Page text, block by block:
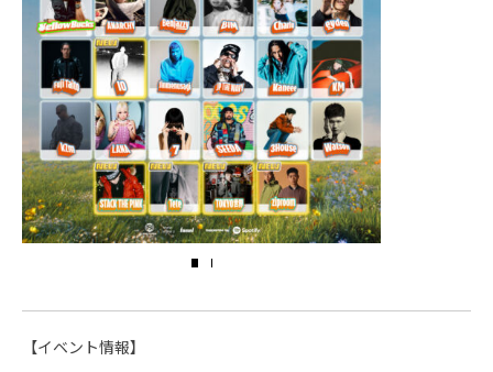
【イベント情報】